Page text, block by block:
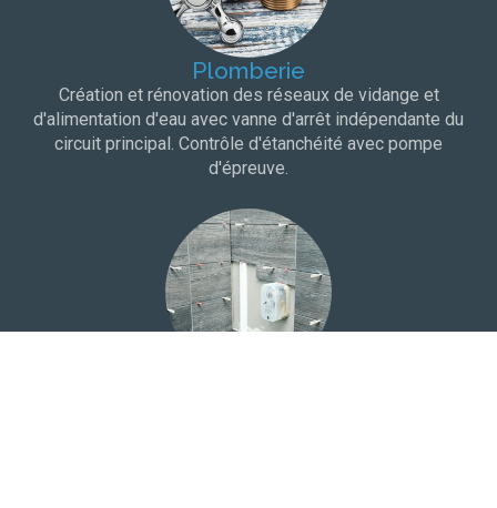
Plomberie
Création et rénovation des réseaux de vidange et
d'alimentation d'eau avec vanne d'arrêt indépendante du
circuit principal. Contrôle d'étanchéité avec pompe
d'épreuve.